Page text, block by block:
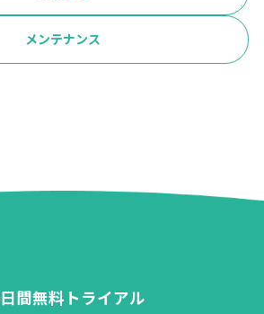
メンテナンス
間無料トライアル